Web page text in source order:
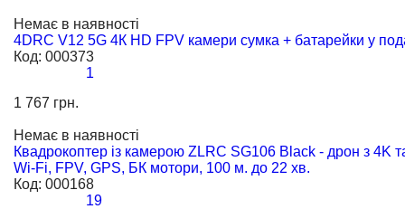
Немає в наявності
4DRC V12 5G 4К HD FPV камери сумка + батарейки у
Код: 000373
1
1 767 грн.
Немає в наявності
Квадрокоптер із камерою ZLRC SG106 Black - дрон з 4K
Wi-Fi, FPV, GPS, БК мотори, 100 м. до 22 хв.
Код: 000168
19